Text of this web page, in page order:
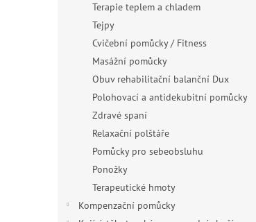
Terapie teplem a chladem
Tejpy
Cvičební pomůcky / Fitness
Masážní pomůcky
Obuv rehabilitační balanční Dux
Polohovací a antidekubitní pomůcky
Zdravé spaní
Relaxační polštáře
Pomůcky pro sebeobsluhu
Ponožky
Terapeutické hmoty
Kompenzační pomůcky